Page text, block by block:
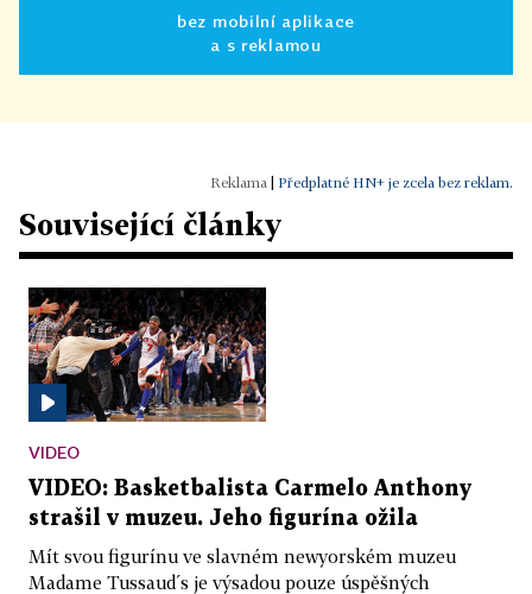
bez mobilní aplikace
a s reklamou
Předplatné HN+ je zcela bez reklam.
Související články
VIDEO
VIDEO: Basketbalista Carmelo Anthony
strašil v muzeu. Jeho figurína ožila
Mít svou figurínu ve slavném newyorském muzeu
Madame Tussaud´s je výsadou pouze úspěšných